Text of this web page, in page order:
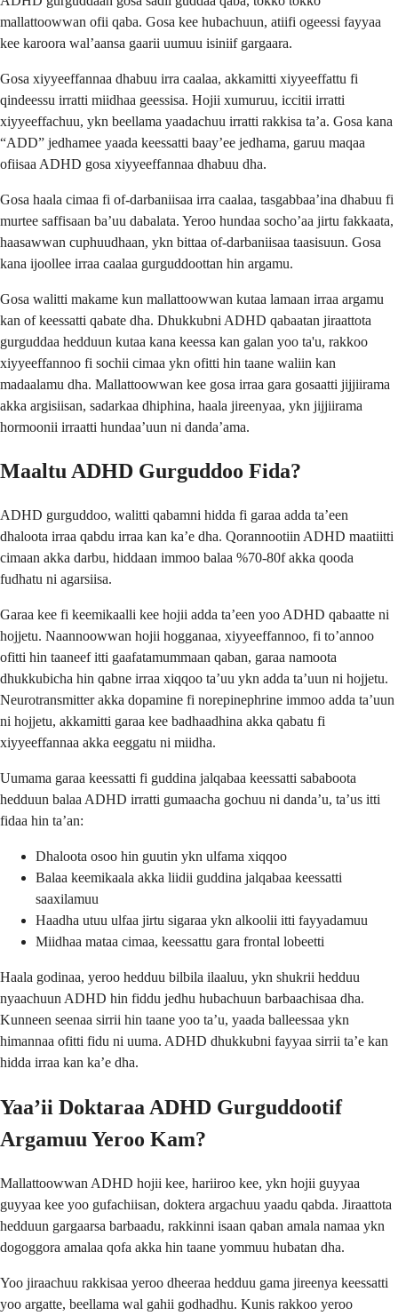
mallattoowwan ofii qaba. Gosa kee hubachuun, atiifi ogeessi fayyaa
kee karoora wal’aansa gaarii uumuu isiniif gargaara.
Gosa xiyyeeffannaa dhabuu irra caalaa, akkamitti xiyyeeffattu fi
qindeessu irratti miidhaa geessisa. Hojii xumuruu, iccitii irratti
xiyyeeffachuu, ykn beellama yaadachuu irratti rakkisa ta’a. Gosa kana
“ADD” jedhamee yaada keessatti baay’ee jedhama, garuu maqaa
ofiisaa ADHD gosa xiyyeeffannaa dhabuu dha.
Gosa haala cimaa fi of-darbaniisaa irra caalaa, tasgabbaa’ina dhabuu fi
murtee saffisaan ba’uu dabalata. Yeroo hundaa socho’aa jirtu fakkaata,
haasawwan cuphuudhaan, ykn bittaa of-darbaniisaa taasisuun. Gosa
kana ijoollee irraa caalaa gurguddoottan hin argamu.
Gosa walitti makame kun mallattoowwan kutaa lamaan irraa argamu
kan of keessatti qabate dha. Dhukkubni ADHD qabaatan jiraattota
gurguddaa hedduun kutaa kana keessa kan galan yoo ta'u, rakkoo
xiyyeeffannoo fi sochii cimaa ykn ofitti hin taane waliin kan
madaalamu dha. Mallattoowwan kee gosa irraa gara gosaatti jijjiirama
akka argisiisan, sadarkaa dhiphina, haala jireenyaa, ykn jijjiirama
hormoonii irraatti hundaa’uun ni danda’ama.
Maaltu ADHD Gurguddoo Fida?
ADHD gurguddoo, walitti qabamni hidda fi garaa adda ta’een
dhaloota irraa qabdu irraa kan ka’e dha. Qorannootiin ADHD maatiitti
cimaan akka darbu, hiddaan immoo balaa %70-80f akka qooda
fudhatu ni agarsiisa.
Garaa kee fi keemikaalli kee hojii adda ta’een yoo ADHD qabaatte ni
hojjetu. Naannoowwan hojii hogganaa, xiyyeeffannoo, fi to’annoo
ofitti hin taaneef itti gaafatamummaan qaban, garaa namoota
dhukkubicha hin qabne irraa xiqqoo ta’uu ykn adda ta’uun ni hojjetu.
Neurotransmitter akka dopamine fi norepinephrine immoo adda ta’uun
ni hojjetu, akkamitti garaa kee badhaadhina akka qabatu fi
xiyyeeffannaa akka eeggatu ni miidha.
Uumama garaa keessatti fi guddina jalqabaa keessatti sababoota
hedduun balaa ADHD irratti gumaacha gochuu ni danda’u, ta’us itti
fidaa hin ta’an:
Dhaloota osoo hin guutin ykn ulfama xiqqoo
Balaa keemikaala akka liidii guddina jalqabaa keessatti
saaxilamuu
Haadha utuu ulfaa jirtu sigaraa ykn alkoolii itti fayyadamuu
Miidhaa mataa cimaa, keessattu gara frontal lobeetti
Haala godinaa, yeroo hedduu bilbila ilaaluu, ykn shukrii hedduu
nyaachuun ADHD hin fiddu jedhu hubachuun barbaachisaa dha.
Kunneen seenaa sirrii hin taane yoo ta’u, yaada balleessaa ykn
himannaa ofitti fidu ni uuma. ADHD dhukkubni fayyaa sirrii ta’e kan
hidda irraa kan ka’e dha.
Yaa’ii Doktaraa ADHD Gurguddootif
Argamuu Yeroo Kam?
Mallattoowwan ADHD hojii kee, hariiroo kee, ykn hojii guyyaa
guyyaa kee yoo gufachiisan, doktera argachuu yaadu qabda. Jiraattota
hedduun gargaarsa barbaadu, rakkinni isaan qaban amala namaa ykn
dogoggora amalaa qofa akka hin taane yommuu hubatan dha.
Yoo jiraachuu rakkisaa yeroo dheeraa hedduu gama jireenya keessatti
yoo argatte, beellama wal gahii godhadhu. Kunis rakkoo yeroo